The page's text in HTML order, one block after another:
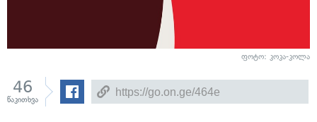
ფოტო: კოკა-კოლა
46
წაკითხვა